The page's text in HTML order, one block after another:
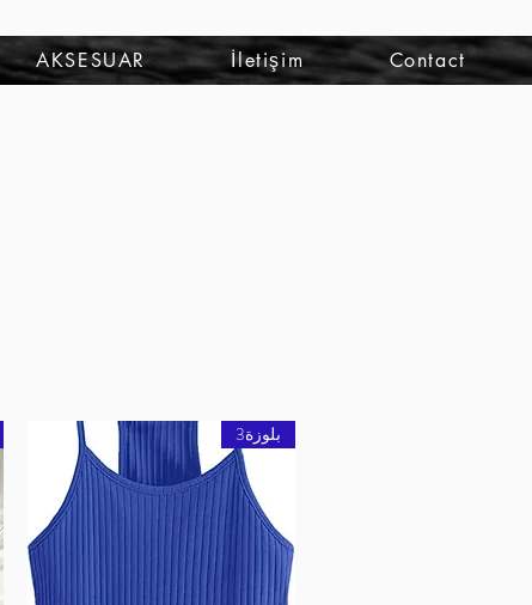
تسجيل الدخول AKSESUAR İletişim Contact
بلوزة3